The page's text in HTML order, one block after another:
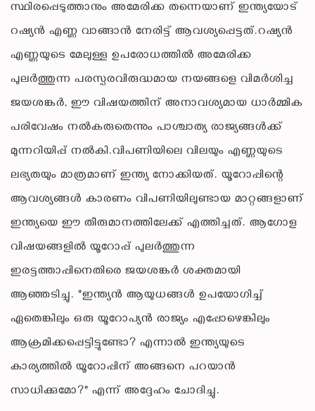
സ്ഥിരപ്പെടുത്താനും അമേരിക്ക തന്നെയാണ് ഇന്ത്യയോട്
റഷ്യൻ എണ്ണ വാങ്ങാൻ നേരിട്ട് ആവശ്യപ്പെട്ടത്.റഷ്യൻ
എണ്ണയുടെ മേലുള്ള ഉപരോധത്തിൽ അമേരിക്ക
പുലർത്തുന്ന പരസ്പരവിരുദ്ധമായ നയങ്ങളെ വിമർശിച്ച
ജയശങ്കർ, ഈ വിഷയത്തിന് അനാവശ്യമായ ധാർമ്മിക
പരിവേഷം നൽകരുതെന്നും പാശ്ചാത്യ രാജ്യങ്ങൾക്ക്
മുന്നറിയിപ്പ് നൽകി.വിപണിയിലെ വിലയും എണ്ണയുടെ
ലഭ്യതയും മാത്രമാണ് ഇന്ത്യ നോക്കിയത്. യൂറോപ്പിന്റെ
ആവശ്യങ്ങൾ കാരണം വിപണിയിലുണ്ടായ മാറ്റങ്ങളാണ്
ഇന്ത്യയെ ഈ തീരുമാനത്തിലേക്ക് എത്തിച്ചത്. ആഗോള
വിഷയങ്ങളിൽ യൂറോപ്പ് പുലർത്തുന്ന
ഇരട്ടത്താപ്പിനെതിരെ ജയശങ്കർ ശക്തമായി
ആഞ്ഞടിച്ചു. "ഇന്ത്യൻ ആയുധങ്ങൾ ഉപയോഗിച്ച്
ഏതെങ്കിലും ഒരു യൂറോപ്യൻ രാജ്യം എപ്പോഴെങ്കിലും
ആക്രമിക്കപ്പെട്ടിട്ടുണ്ടോ? എന്നാൽ ഇന്ത്യയുടെ
കാര്യത്തിൽ യൂറോപ്പിന് അങ്ങനെ പറയാൻ
സാധിക്കുമോ?" എന്ന് അദ്ദേഹം ചോദിച്ചു.